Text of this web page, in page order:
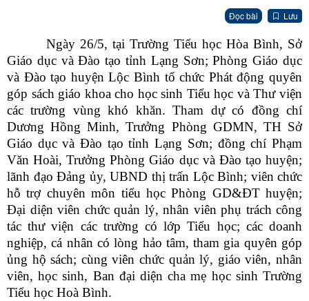
Đọc bài Lưu
Ngày 26/5, tại Trường Tiểu học Hòa Bình, Sở
Giáo dục và Đào tạo tỉnh Lạng Sơn; Phòng Giáo dục
và Đào tạo huyện Lộc Bình tổ chức Phát động quyên
góp sách giáo khoa cho học sinh Tiểu học và Thư viện
các trường vùng khó khăn. Tham dự có đồng chí
Dương Hồng Minh, Trưởng Phòng GDMN, TH Sở
Giáo dục và Đào tạo tỉnh Lạng Sơn; đồng chí Phạm
Văn Hoài, Trưởng Phòng Giáo dục và Đào tạo huyện;
lãnh đạo Đảng ủy, UBND thị trấn Lộc Bình; viên chức
hỗ trợ chuyên môn tiểu học Phòng GD&ĐT huyện;
Đại diện viên chức quản lý, nhân viên phụ trách công
tác thư viện các trường có lớp Tiểu học; các doanh
nghiệp, cá nhân có lòng hảo tâm, tham gia quyên góp
ủng hộ sách; cùng viên chức quản lý, giáo viên, nhân
viên, học sinh, Ban đại diện cha mẹ học sinh Trường
Tiểu học Hoà Bình.